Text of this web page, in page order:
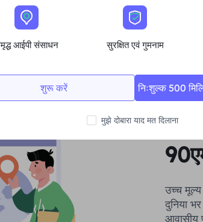
उच्च मूल्य
दुनिया
आवासीय
आईपी संसाधन सुरक्षित एवं गुमनाम
शुरू करें निःशुल्क 500
मुझे दोबारा याद मत दिलाना